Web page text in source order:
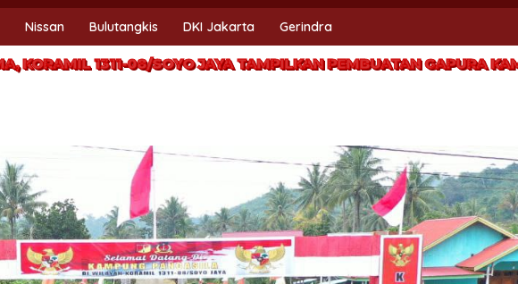
Nissan Bulutangkis DKI Jakarta Gerindra
KORAMIL 1311-08/SOYO JAYA TAMPILKAN PEMBUATAN GAPURA